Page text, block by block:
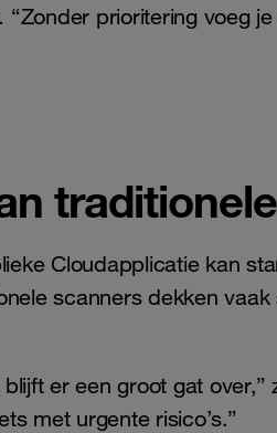
prioritering voeg
Cloudapplicatie kan
scanners dekken
er een groot gat over,”
met urgente risico’s.”